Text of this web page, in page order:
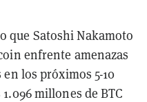
que Satoshi Nakamoto
enfrente amenazas
los próximos 5-10
millones de BTC